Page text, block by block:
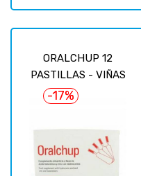
ORALCHUP 12
PASTILLAS - VIÑAS
-17%